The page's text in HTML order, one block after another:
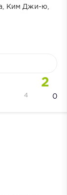
Ким Джи-ю,
2
0
4